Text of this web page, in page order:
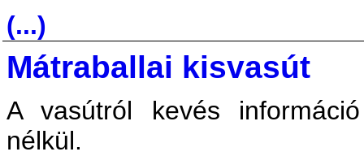
(...)
Mátraballai kisvasút
A vasútról kevés
nélkül.